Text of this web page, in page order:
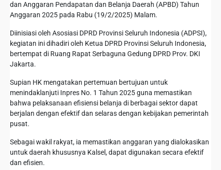
dan Anggaran Pendapatan dan Belanja Daerah (APBD) Tahun
Anggaran 2025 pada Rabu (19/2/2025) Malam.
Diinisiasi oleh Asosiasi DPRD Provinsi Seluruh Indonesia (ADPSI),
kegiatan ini dihadiri oleh Ketua DPRD Provinsi Seluruh Indonesia,
bertempat di Ruang Rapat Serbaguna Gedung DPRD Prov. DKI
Jakarta.
Supian HK mengatakan pertemuan bertujuan untuk
menindaklanjuti Inpres No. 1 Tahun 2025 guna memastikan
bahwa pelaksanaan efisiensi belanja di berbagai sektor dapat
berjalan dengan efektif dan selaras dengan kebijakan pemerintah
pusat.
Sebagai wakil rakyat, ia memastikan anggaran yang dialokasikan
untuk daerah khususnya Kalsel, dapat digunakan secara efektif
dan efisien.